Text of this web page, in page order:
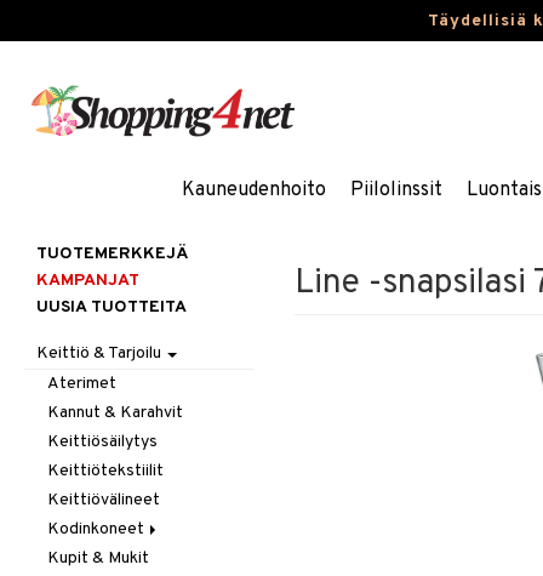
Täydellisiä
Kauneudenhoito Piilolinssit
Line -snapsilasi
TUOTEMERKKEJÄ
KAMPANJAT
UUSIA TUOTTEITA
Keittiö & Tarjoilu
Aterimet
Kannut & Karahvit
Keittiösäilytys
Keittiötekstiilit
Keittiövälineet
Kodinkoneet
Kahvi, Tee & Espresso
Kupit & Mukit